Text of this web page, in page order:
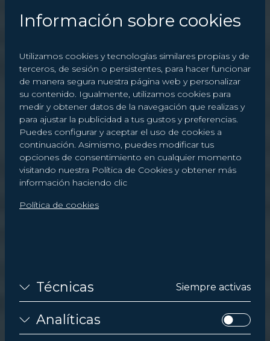
Información sobre cookies
Utilizamos cookies y tecnologías similares propias y de
terceros, de sesión o persistentes, para hacer funcionar
de manera segura nuestra página web y personalizar
su contenido. Igualmente, utilizamos cookies para
medir y obtener datos de la navegación que realizas y
para ajustar la publicidad a tus gustos y preferencias.
Puedes configurar y aceptar el uso de cookies a
continuación. Asimismo, puedes modificar tus
opciones de consentimiento en cualquier momento
visitando nuestra Política de Cookies y obtener más
información haciendo clic
Política de cookies
Técnicas Siempre activas
Analíticas